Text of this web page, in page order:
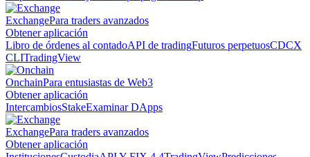
ExchangePara traders avanzados
Obtener aplicación
Libro de órdenes al contadoAPI de tradingFuturos perpetuosCDCX
CLITradingView
OnchainPara entusiastas de Web3
Obtener aplicación
IntercambiosStakeExaminar DApps
ExchangePara traders avanzados
Obtener aplicación